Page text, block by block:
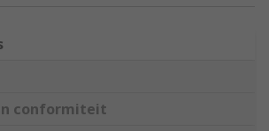
conformiteit